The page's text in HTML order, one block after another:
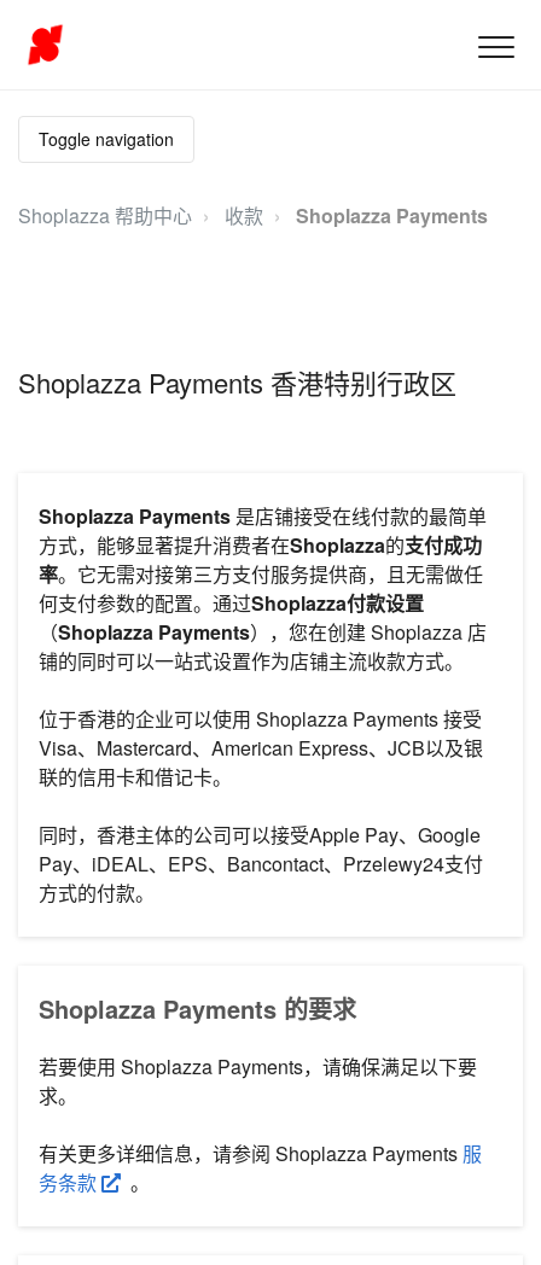
Toggle navigation
Shoplazza 帮助中心 收款 Shoplazza Payments
Shoplazza Payments 香港特别行政区
Shoplazza Payments 是店铺接受在线付款的最简单
方式，能够显著提升消费者在Shoplazza的支付成功
率。它无需对接第三方支付服务提供商，且无需做任
何支付参数的配置。通过Shoplazza付款设置
（Shoplazza Payments），您在创建 Shoplazza 店
铺的同时可以一站式设置作为店铺主流收款方式。
位于香港的企业可以使用 Shoplazza Payments 接受
Visa、Mastercard、American Express、JCB以及银
联的信用卡和借记卡。
同时，香港主体的公司可以接受Apple Pay、Google
Pay、iDEAL、EPS、Bancontact、Przelewy24支付
方式的付款。
Shoplazza Payments 的要求
若要使用 Shoplazza Payments，请确保满足以下要
求。
有关更多详细信息，请参阅 Shoplazza Payments 服
务条款
。